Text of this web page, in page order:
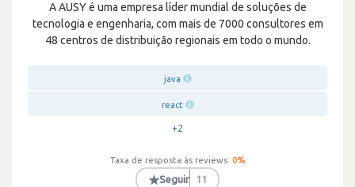
A AUSY é uma empresa líder mundial de soluções de
tecnologia e engenharia, com mais de 7000 consultores em
48 centros de distribuição regionais em todo o mundo.
java
react
+2
Taxa de resposta às reviews: 0%
★Seguir 11